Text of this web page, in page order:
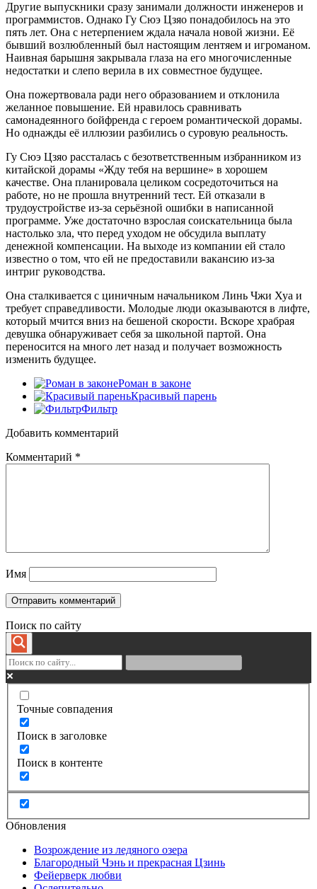
Другие выпускники сразу занимали должности инженеров и
программистов. Однако Гу Сюэ Цзяо понадобилось на это
пять лет. Она с нетерпением ждала начала новой жизни. Её
бывший возлюбленный был настоящим лентяем и игроманом.
Наивная барышня закрывала глаза на его многочисленные
недостатки и слепо верила в их совместное будущее.
Она пожертвовала ради него образованием и отклонила
желанное повышение. Ей нравилось сравнивать
самонадеянного бойфренда с героем романтической дорамы.
Но однажды её иллюзии разбились о суровую реальность.
Гу Сюэ Цзяо рассталась с безответственным избранником из
китайской дорамы «Жду тебя на вершине» в хорошем
качестве. Она планировала целиком сосредоточиться на
работе, но не прошла внутренний тест. Ей отказали в
трудоустройстве из-за серьёзной ошибки в написанной
программе. Уже достаточно взрослая соискательница была
настолько зла, что перед уходом не обсудила выплату
денежной компенсации. На выходе из компании ей стало
известно о том, что ей не предоставили вакансию из-за
интриг руководства.
Она сталкивается с циничным начальником Линь Чжи Хуа и
требует справедливости. Молодые люди оказываются в лифте,
который мчится вниз на бешеной скорости. Вскоре храбрая
девушка обнаруживает себя за школьной партой. Она
переносится на много лет назад и получает возможность
изменить будущее.
Роман в законе
Красивый парень
Фильтр
Добавить комментарий
Комментарий *
Имя
Поиск по сайту
Точные совпадения
Поиск в заголовке
Поиск в контенте
Обновления
Возрождение из ледяного озера
Благородный Чэнь и прекрасная Цзинь
Фейерверк любви